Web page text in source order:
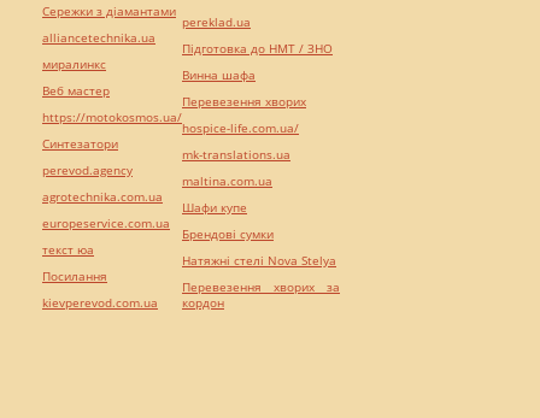
Сережки з діамантами
alliancetechnika.ua
миралинкс
Веб мастер
https://motokosmos.ua/
Синтезатори
perevod.agency
agrotechnika.com.ua
europeservice.com.ua
текст юа
Посилання
kievperevod.com.ua
pereklad.ua
Підготовка до НМТ / ЗНО
Винна шафа
Перевезення хворих
hospice-life.com.ua/
mk-translations.ua
maltina.com.ua
Шафи купе
Брендові сумки
Натяжні стелі Nova Stelya
Перевезення хворих за
кордон